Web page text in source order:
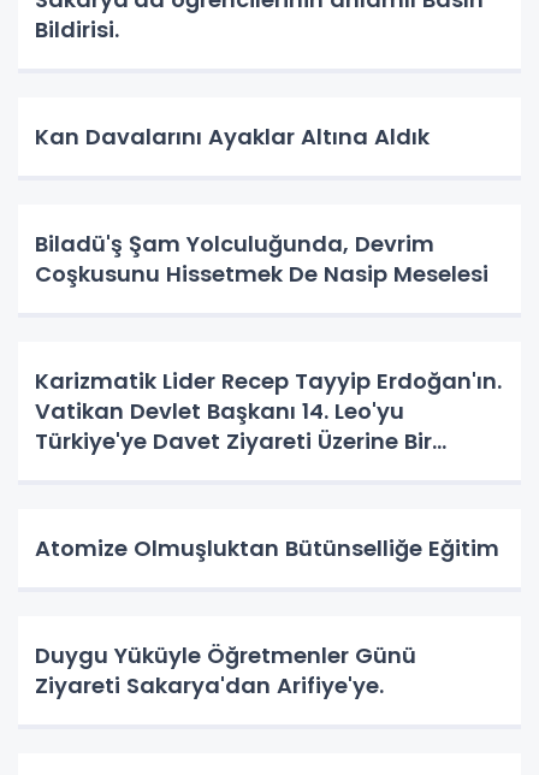
Bildirisi.
Kan Davalarını Ayaklar Altına Aldık
Biladü'ş Şam Yolculuğunda, Devrim
Coşkusunu Hissetmek De Nasip Meselesi
Karizmatik Lider Recep Tayyip Erdoğan'ın.
Vatikan Devlet Başkanı 14. Leo'yu
Türkiye'ye Davet Ziyareti Üzerine Bir
Atomize Olmuşluktan Bütünselliğe Eğitim
Duygu Yüküyle Öğretmenler Günü
Ziyareti Sakarya'dan Arifiye'ye.